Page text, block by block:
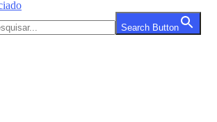
Search Button